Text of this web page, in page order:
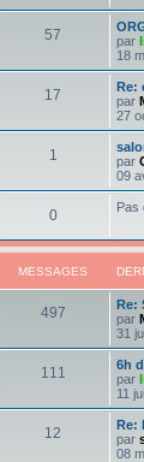
57
par
18
17
Re:
par
27
1
par
09
0 Pas
MESSAGES
497
Re:
par
31
111
6h
par
11
12
Re:
par
08